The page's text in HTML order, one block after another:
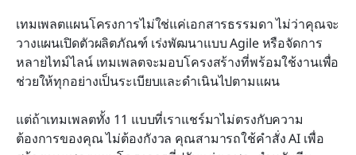
เทมเพลตแผนโครงการไม่ใช่แค่เอกสารธรรมดา ไม่ว่าคุณจะ
วางแผนเปิดตัวผลิตภัณฑ์ เร่งพัฒนาแบบ Agile หรือจัดการ
หลายไทม์ไลน์ เทมเพลตจะมอบโครงสร้างที่พร้อมใช้งานเพื่อ
ช่วยให้ทุกอย่างเป็นระเบียบและดำเนินไปตามแผน
แต่ถ้าเทมเพลตทั้ง 11 แบบที่เราแชร์มาไม่ตรงกับความ
ต้องการของคุณ ไม่ต้องกังวล คุณสามารถใช้คำสั่ง AI เพื่อ